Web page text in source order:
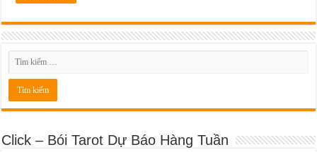
Click – Bói Tarot Dự Báo Hàng Tuần